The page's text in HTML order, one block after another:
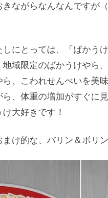
ながらなんなんですが
にとっては、「ばかう
域限定のばかうけやら
、こわれせんべいを美
、体重の増加がすぐに
大好きです！
け的な、バリン＆ボリ